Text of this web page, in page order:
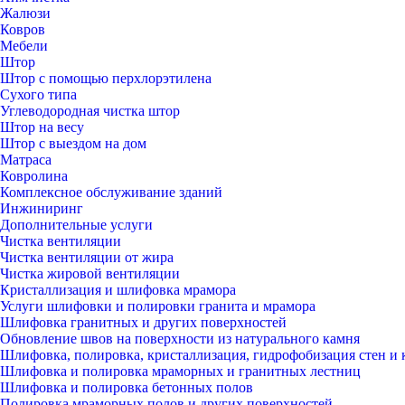
Жалюзи
Ковров
Мебели
Штор
Штор с помощью перхлорэтилена
Сухого типа
Углеводородная чистка штор
Штор на весу
Штор с выездом на дом
Матраса
Ковролина
Комплексное обслуживание зданий
Инжиниринг
Дополнительные услуги
Чистка вентиляции
Чистка вентиляции от жира
Чистка жировой вентиляции
Кристаллизация и шлифовка мрамора
Услуги шлифовки и полировки гранита и мрамора
Шлифовка гранитных и других поверхностей
Обновление швов на поверхности из натурального камня
Шлифовка, полировка, кристаллизация, гидрофобизация стен и
Шлифовка и полировка мраморных и гранитных лестниц
Шлифовка и полировка бетонных полов